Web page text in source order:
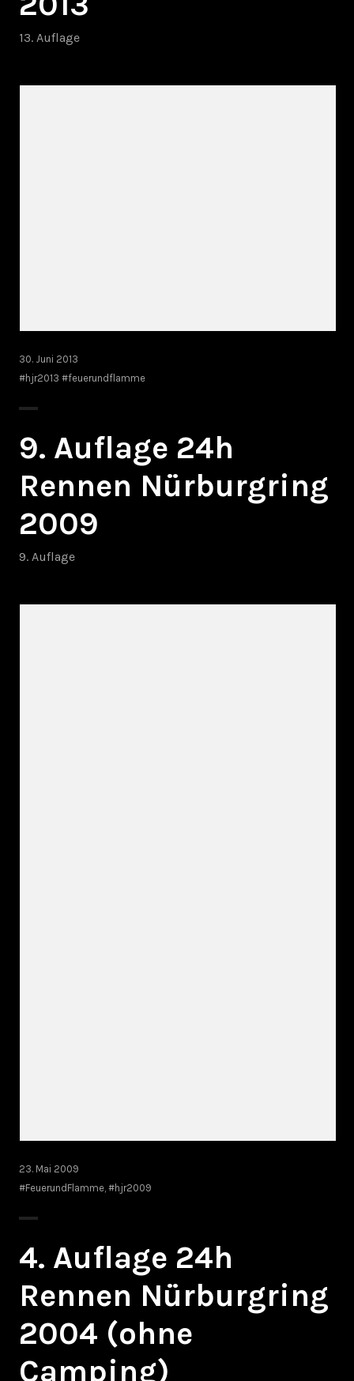
13. Auflage
30. Juni 2013
#hjr2013 #feuerundflamme
9. Auflage 24h
Rennen Nürburgring
2009
9. Auflage
23. Mai 2009
#FeuerundFlamme #hjr2009
4. Auflage 24h
Rennen Nürburgring
2004 (ohne
Camping)